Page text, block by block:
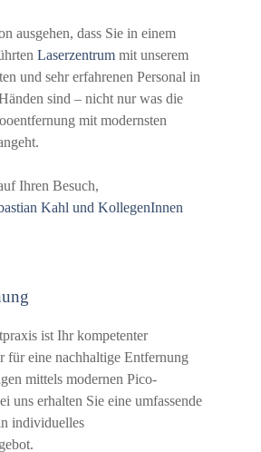
ausgehen, dass Sie in einem
Laserzentrum mit unserem
und sehr erfahrenen Personal in
sind – nicht nur was die
mit modernsten
Ihren Besuch,
Kahl und KollegenInnen
ist Ihr kompetenter
für eine nachhaltige Entfernung
mittels modernen Pico-
uns erhalten Sie eine umfassende
individuelles